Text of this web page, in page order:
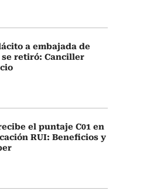
a embajada de
retiró: Canciller
el puntaje C01 en
RUI: Beneficios y